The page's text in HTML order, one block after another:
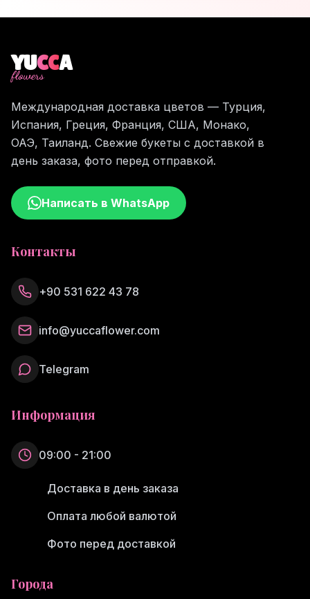
YUCCA
flowers
Международная доставка цветов — Турция,
Испания, Греция, Франция, США, Монако,
ОАЭ, Таиланд. Свежие букеты с доставкой в
день заказа, фото перед отправкой.
Написать в WhatsApp
Контакты
+90 531 622 43 78
info@yuccaflower.com
Telegram
Информация
09:00 - 21:00
Доставка в день заказа
Оплата любой валютой
Фото перед доставкой
Города